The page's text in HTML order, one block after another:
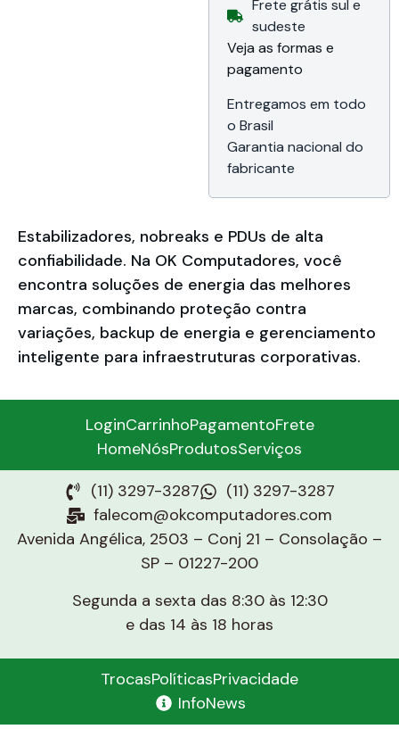
72% NTSC,
Atualização 60hz,
Ângulo de visão
178°, Cor Preto,
Garantia de 36
Frete grátis sul e
sudeste
Veja as formas e
pagamento
Entregamos em todo
o Brasil
Garantia nacional do
fabricante
Estabilizadores, nobreaks e PDUs de alta
confiabilidade. Na OK Computadores, você
encontra soluções de energia das melhores
marcas, combinando proteção contra
variações, backup de energia e gerenciamento
inteligente para infraestruturas corporativas.
LoginCarrinhoPagamentoFrete
HomeNósProdutosServiços
(11) 3297-3287
(11) 3297-3287
falecom@okcomputadores.com
Avenida Angélica, 2503 – Conj 21 – Consolação –
SP – 01227-200
Segunda a sexta das 8:30 às 12:30
e das 14 às 18 horas
TrocasPolíticasPrivacidade
InfoNews